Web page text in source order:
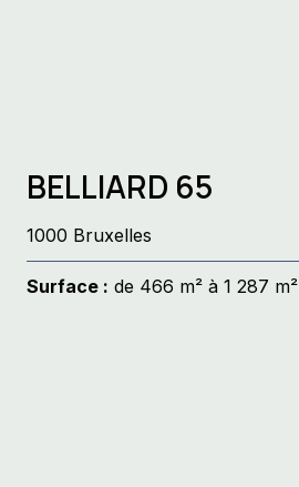
BELLIARD 65
1000 Bruxelles
Surface : de 466 m² à 1 287 m²